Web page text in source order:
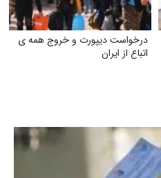
درخواست دیپورت و خروج همه ی
اتباع از ایران